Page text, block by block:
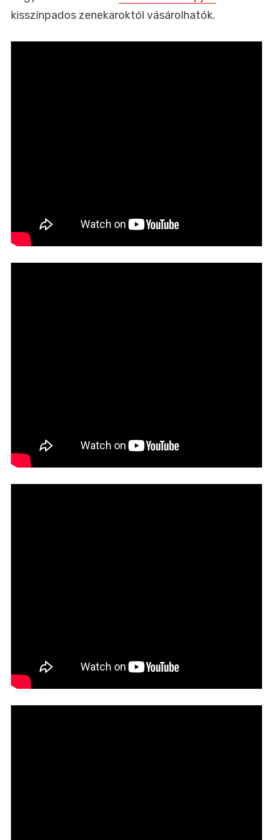
kisszínpados zenekaroktól vásárolhatók.